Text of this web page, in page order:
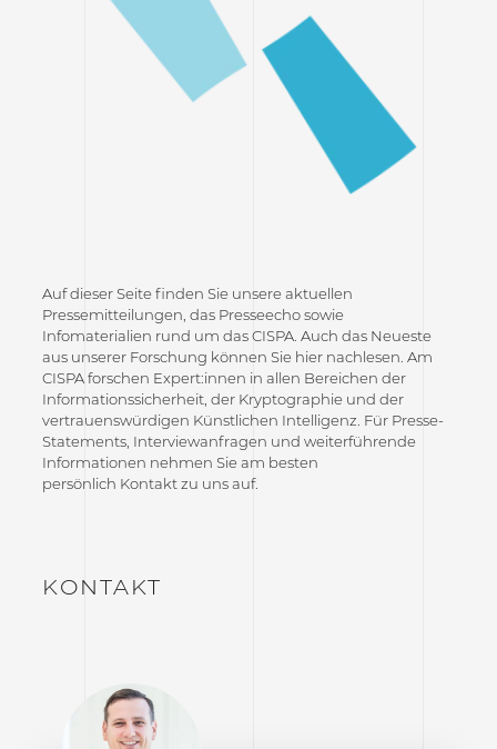
Auf dieser Seite finden Sie unsere aktuellen
Pressemitteilungen, das Presseecho sowie
Infomaterialien rund um das CISPA. Auch das Neueste
aus unserer Forschung können Sie hier nachlesen. Am
CISPA forschen Expert:innen in allen Bereichen der
Informationssicherheit, der Kryptographie und der
vertrauenswürdigen Künstlichen Intelligenz. Für Presse-
Statements, Interviewanfragen und weiterführende
Informationen nehmen Sie am besten
persönlich Kontakt zu uns auf.
KONTAKT